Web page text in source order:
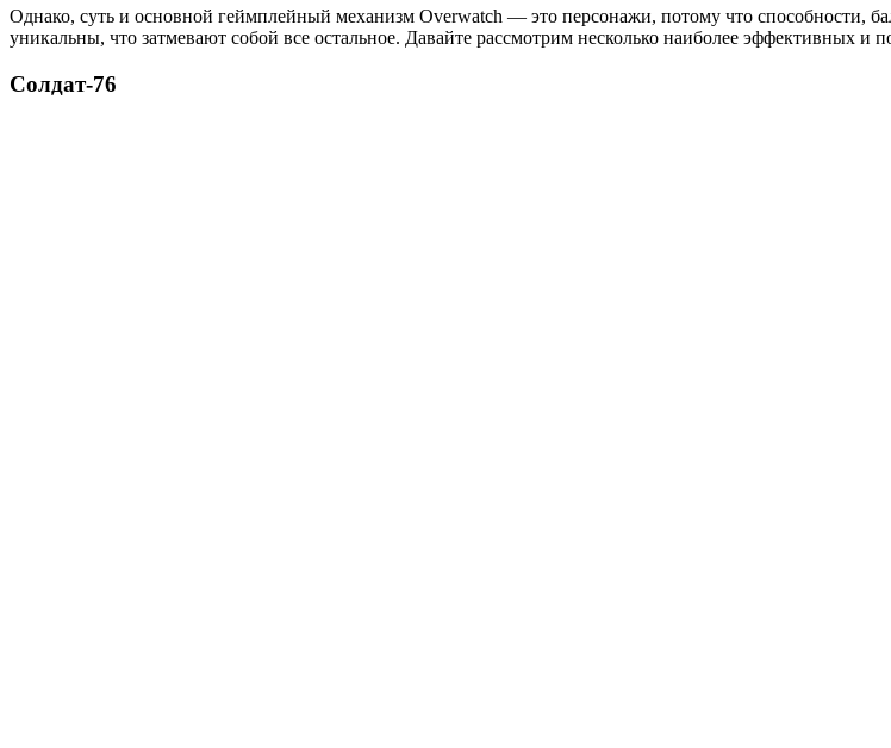
Однако, суть и основной геймплейный механизм Overwatch — это персонажи, потому что способности,
уникальны, что затмевают собой все остальное. Давайте рассмотрим несколько наиболее эффективных и
Солдат-76